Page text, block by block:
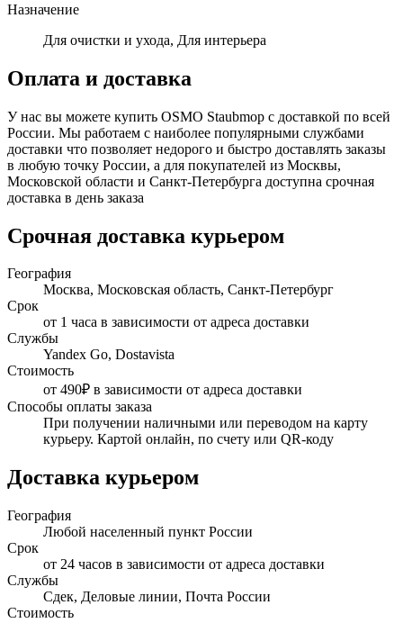
Назначение
Для очистки и ухода, Для интерьера
Оплата и доставка
У нас вы можете купить OSMO Staubmop с доставкой по всей
России. Мы работаем с наиболее популярными службами
доставки что позволяет недорого и быстро доставлять заказы
в любую точку России, а для покупателей из Москвы,
Московской области и Санкт-Петербурга доступна срочная
доставка в день заказа
Срочная доставка курьером
География
Москва, Московская область, Санкт-Петербург
Срок
от 1 часа в зависимости от адреса доставки
Службы
Yandex Go, Dostavista
Стоимость
от 490₽ в зависимости от адреса доставки
Способы оплаты заказа
При получении наличными или переводом на карту
курьеру. Картой онлайн, по счету или QR-коду
Доставка курьером
География
Любой населенный пункт России
Срок
от 24 часов в зависимости от адреса доставки
Службы
Сдек, Деловые линии, Почта России
Стоимость